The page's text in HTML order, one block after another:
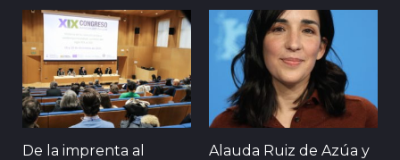
De la imprenta al
Alauda Ruiz de Azúa y